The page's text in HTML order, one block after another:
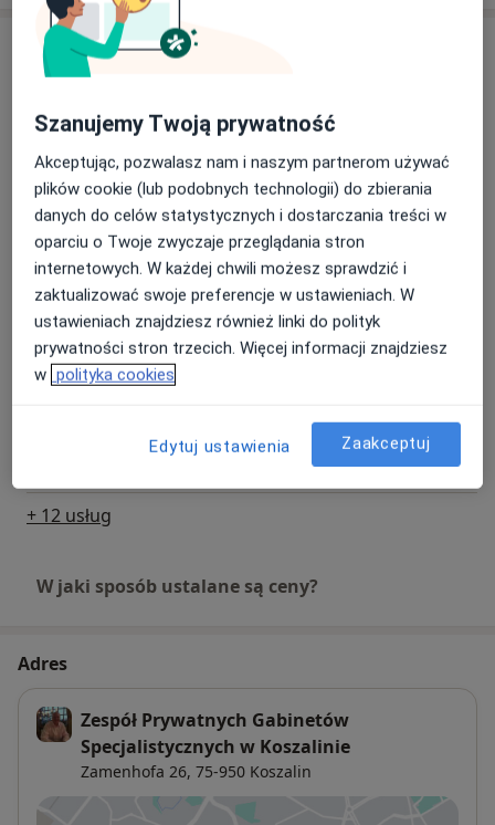
Usługi i ceny
150 zł Szczegóły
Operacja żylaków
Szczegóły
Usuwanie wrastających paznokci
Szczegóły
USG doppler
Szczegóły
+ 12 usług
W jaki sposób ustalane są ceny?
Adres
Zespół Prywatnych Gabinetów
Specjalistycznych w Koszalinie
Zamenhofa 26, 75-950 Koszalin
Szanujemy Twoją prywatność
Akceptując, pozwalasz nam i naszym partnerom używać
plików cookie (lub podobnych technologii) do zbierania
danych do celów statystycznych i dostarczania treści w
oparciu o Twoje zwyczaje przeglądania stron
internetowych. W każdej chwili możesz sprawdzić i
zaktualizować swoje preferencje w ustawieniach. W
ustawieniach znajdziesz również linki do polityk
prywatności stron trzecich. Więcej informacji znajdziesz
w polityka cookies
Edytuj ustawienia Zaakceptuj